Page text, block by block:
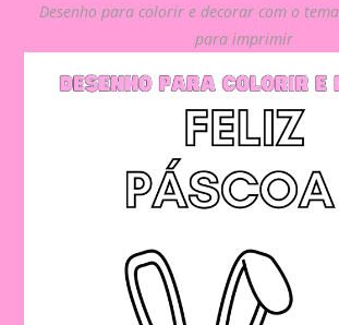
Desenho para colorir e decorar com o
para imprimir